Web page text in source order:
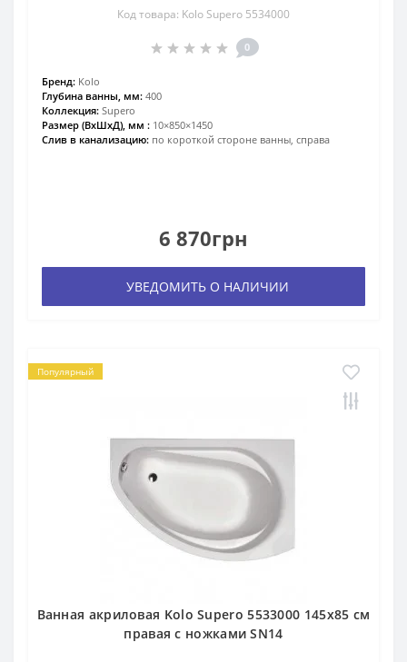
Код товара: Kolo Supero 5534000
0
Бренд: Kolo
Глубина ванны, мм: 400
Коллекция: Supero
Размер (ВхШхД), мм : 10×850×1450
Слив в канализацию: по короткой стороне ванны, справа
6 870грн
УВЕДОМИТЬ О НАЛИЧИИ
Популярный
Ванная акриловая Kolo Supero 5533000 145x85 см
правая с ножками SN14